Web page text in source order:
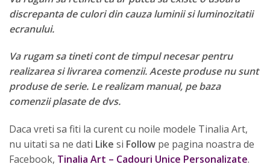
discrepanta de culori din cauza luminii si luminozitatii
ecranului.
Va rugam sa tineti cont de timpul necesar pentru
realizarea si livrarea comenzii. Aceste produse nu sunt
produse de serie. Le realizam manual, pe baza
comenzii plasate de dvs.
Daca vreti sa fiti la curent cu noile modele Tinalia Art,
nu uitati sa ne dati Like si Follow pe pagina noastra de
Facebook, Tinalia Art – Cadouri Unice Personalizate.